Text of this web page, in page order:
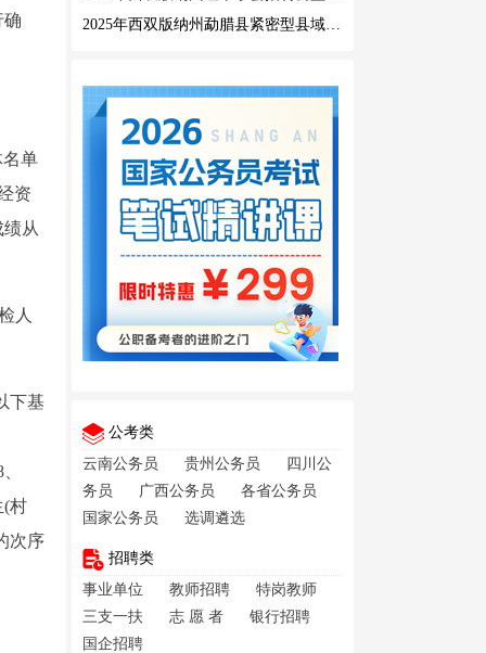
确
单
资
从
人
下基
(村
次序
2025年西双版纳州勐腊县紧密型县域医共体招聘编外人员公告
公考类
云南公务员
贵州公务员
四川公
务员
广西公务员
各省公务员
国家公务员
选调遴选
招聘类
事业单位
教师招聘
特岗教师
三支一扶
志 愿 者
银行招聘
国企招聘